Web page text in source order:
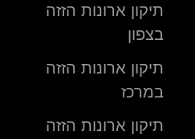
תיקון ארונות הזזה
בצפון
תיקון ארונות הזזה
במרכז
תיקון ארונות הזזה